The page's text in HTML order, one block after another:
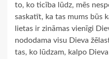
to, ko ticība lūdz, mēs
saskatīt, ka tas mums būs
lietas ir zināmas vienīgi
nododama visu Dieva
tas, ko lūdzam, kalpo